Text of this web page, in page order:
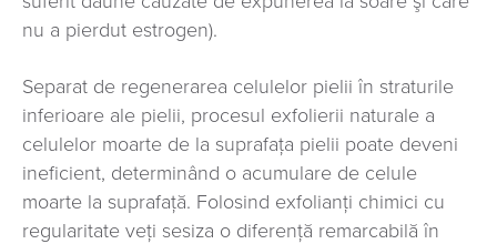
nu a pierdut estrogen).
Separat de regenerarea celulelor pielii în straturile
inferioare ale pielii, procesul exfolierii naturale a
celulelor moarte de la suprafaţa pielii poate deveni
ineficient, determinând o acumulare de celule
moarte la suprafaţă. Folosind exfolianți chimici cu
regularitate veţi sesiza o diferenţă remarcabilă în